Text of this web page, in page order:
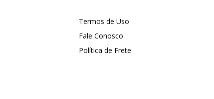
Termos de Uso
Fale Conosco
Política de Frete